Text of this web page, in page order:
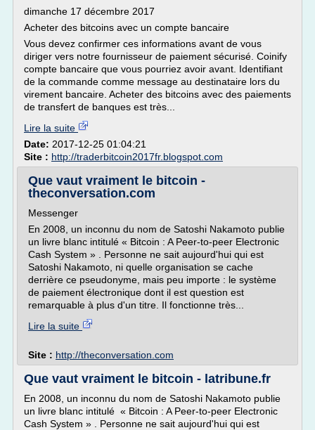
dimanche 17 décembre 2017
Acheter des bitcoins avec un compte bancaire
Vous devez confirmer ces informations avant de vous
diriger vers notre fournisseur de paiement sécurisé. Coinify
compte bancaire que vous pourriez avoir avant. Identifiant
de la commande comme message au destinataire lors du
virement bancaire. Acheter des bitcoins avec des paiements
de transfert de banques est très...
Lire la suite
Date: 2017-12-25 01:04:21
Site : http://traderbitcoin2017fr.blogspot.com
Que vaut vraiment le bitcoin -
theconversation.com
Messenger
En 2008, un inconnu du nom de Satoshi Nakamoto publie
un livre blanc intitulé « Bitcoin : A Peer-to-peer Electronic
Cash System » . Personne ne sait aujourd'hui qui est
Satoshi Nakamoto, ni quelle organisation se cache
derrière ce pseudonyme, mais peu importe : le système
de paiement électronique dont il est question est
remarquable à plus d'un titre. Il fonctionne très...
Lire la suite
Site : http://theconversation.com
Que vaut vraiment le bitcoin - latribune.fr
En 2008, un inconnu du nom de Satoshi Nakamoto publie
un livre blanc intitulé « Bitcoin : A Peer-to-peer Electronic
Cash System » . Personne ne sait aujourd'hui qui est